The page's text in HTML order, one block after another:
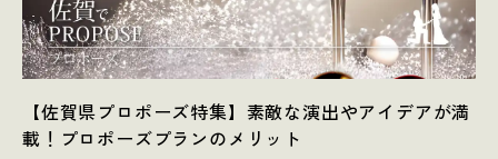
【佐賀県プロポーズ特集】素敵な演出やアイデアが満
載！プロポーズプランのメリット